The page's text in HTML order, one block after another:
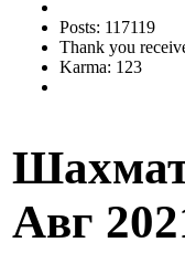
Posts: 117119
Thank you
Karma: 123
Авг